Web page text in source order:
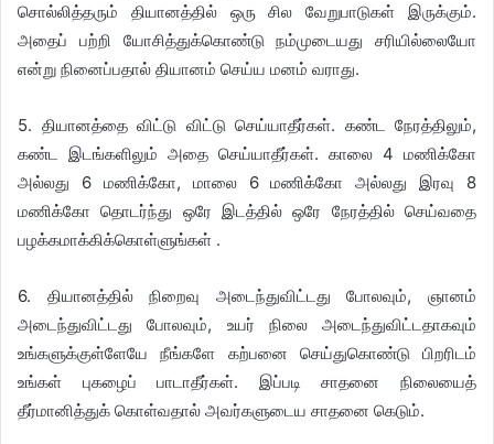
சொல்லித்தரும் தியானத்தில் ஒரு சில வேறுபாடுகள் இருக்கும்.
அதைப் பற்றி யோசித்துக்கொண்டு நம்முடையது சரியில்லையோ
என்று நினைப்பதால் தியானம் செய்ய மனம் வராது.
5. தியானத்தை விட்டு விட்டு செய்யாதீர்கள். கண்ட நேரத்திலும்,
கண்ட இடங்களிலும் அதை செய்யாதீர்கள். காலை 4 மணிக்கோ
அல்லது 6 மணிக்கோ, மாலை 6 மணிக்கோ அல்லது இரவு 8
மணிக்கோ தொடர்ந்து ஒரே இடத்தில் ஒரே நேரத்தில் செய்வதை
பழக்கமாக்கிக்கொள்ளுங்கள் .
6. தியானத்தில் நிறைவு அடைந்துவிட்டது போலவும், ஞானம்
அடைந்துவிட்டது போலவும், உயர் நிலை அடைந்துவிட்டதாகவும்
உங்களுக்குள்ளேயே நீங்களே கற்பனை செய்துகொண்டு பிறரிடம்
உங்கள் புகழைப் பாடாதீர்கள். இப்படி சாதனை நிலையைத்
தீர்மானித்துக் கொள்வதால் அவர்களுடைய சாதனை கெடும்.